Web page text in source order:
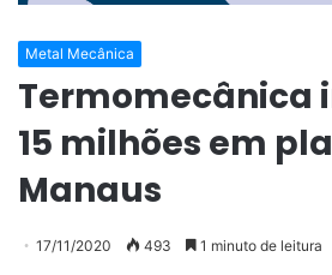
Metal Mecânica
Termomecânica
15 milhões em
Manaus
17/11/2020 493 1 minuto de leitura